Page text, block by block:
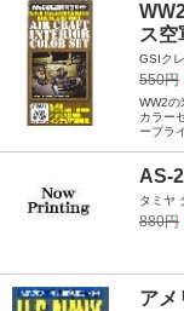
ス空
GSIク
550円
WW2の
カラー
ープラ
AS-
タミヤ
880円
アメ